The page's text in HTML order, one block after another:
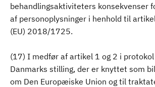
behandlingsaktiviteters konsekvenser
af personoplysninger i henhold til
(EU) 2018/1725.
(17) I medfør af artikel 1 og 2 i
Danmarks stilling, der er knyttet som
om Den Europæiske Union og til